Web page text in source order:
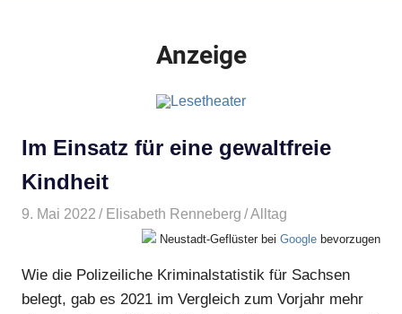
Anzeige
Im Einsatz für eine gewaltfreie
Kindheit
9. Mai 2022 Elisabeth Renneberg Alltag
Neustadt-Geflüster bei Google bevorzugen
Wie die Polizeiliche Kriminalstatistik für Sachsen
belegt, gab es 2021 im Vergleich zum Vorjahr mehr